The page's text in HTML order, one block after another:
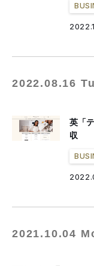
2022.08.16
英「
収
2021.10.04